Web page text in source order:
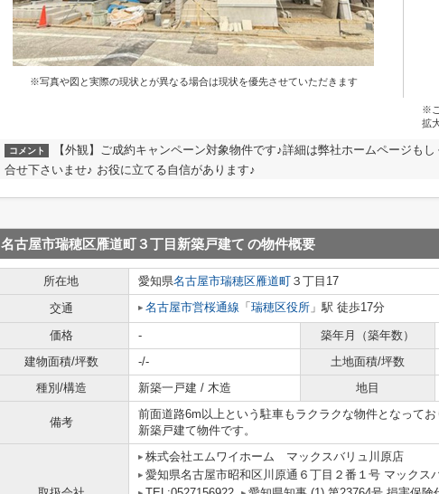
※写真や図と実際の現状とが異なる場合は現状を優先させていただきます
※
拡
コメント
【外観】ご成約キャンペーン対象物件です♪詳細は弊社ホームページも
合せ下さいませ♪ お役に立てる自信があります♪
名古屋市瑞穂区雁道町３丁目新築戸建て の物件概要
所在地 愛知県名古屋市瑞穂区雁道町 ３丁目17
交通
名古屋市営桜通線 「 瑞穂区役所 」駅 徒歩17分
価格 - 築年月（築年数）
建物面積/坪数
-/- 土地面積/坪数
種別/構造
新築一戸建 / 木造 地目
備考
前面道路6m以上という駐車もラクラクな物件となって
新築戸建て物件です。
株式会社エムワイホーム マックスバリュ川原店
愛知県名古屋市昭和区川原通６丁目２番１号 マックス